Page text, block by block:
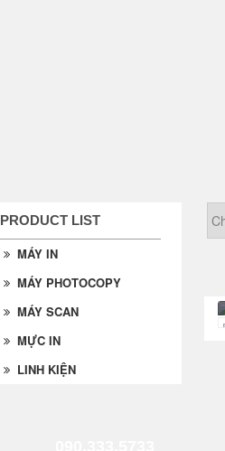
PRODUCT LIST
MÁY IN
MÁY PHOTOCOPY
MÁY SCAN
MỰC IN
LINH KIỆN